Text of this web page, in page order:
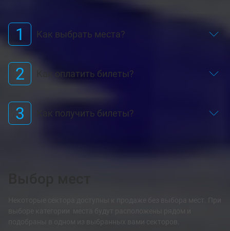
1 Как выбрать места?
2 Как оплатить билеты?
3 Как получить билеты?
Некоторые сектора доступны к продаже без выбора мест. При
подобраны в одном из выбранных вами секторов.